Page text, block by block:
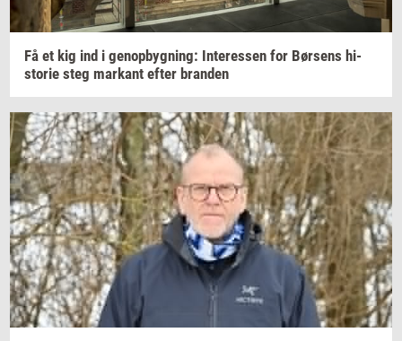
Få et kig ind i genop­byg­ning: In­ter­es­sen for Bør­sens hi­
sto­rie steg mar­kant efter bran­den